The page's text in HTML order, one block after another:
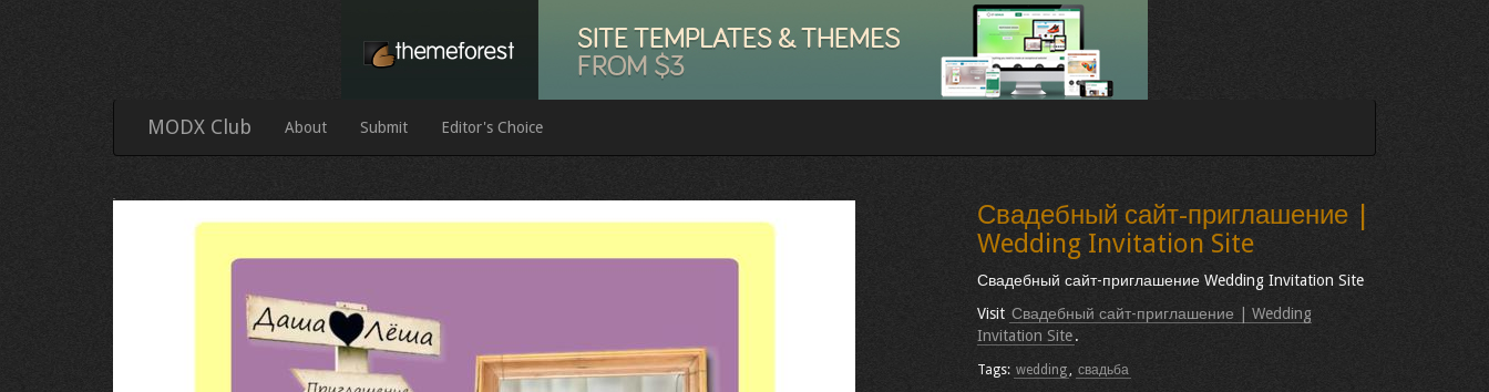
MODX Club About Submit Editor's Choice
Свадебный сайт-приглашение |
Wedding Invitation Site
Свадебный сайт-приглашение Wedding Invitation Site
Visit Свадебный сайт-приглашение | Wedding
Invitation Site.
Tags: wedding, свадьба